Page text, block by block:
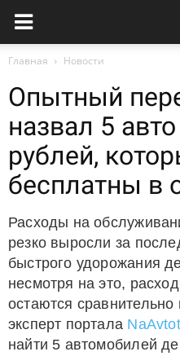
Главная Новости
Опытный
назвал 5
рублей,
бесплатны в
Расходы на
резко выросли за
быстрого удорожания
несмотря на это,
остаются сравнительно
эксперт портала
найти 5 автомобилей